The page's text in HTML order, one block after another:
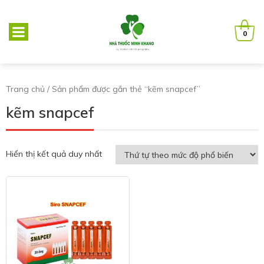
0
Trang chủ / Sản phẩm được gắn thẻ “kẽm snapcef”
kẽm snapcef
Hiển thị kết quả duy nhất